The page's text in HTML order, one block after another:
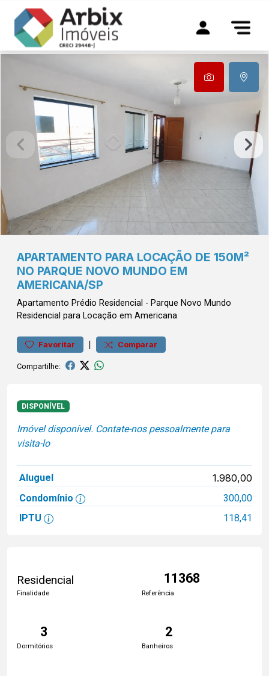
APARTAMENTO PARA LOCAÇÃO DE 150M²
NO PARQUE NOVO MUNDO EM
AMERICANA/SP
Apartamento Prédio Residencial - Parque Novo Mundo
Residencial para Locação em Americana
Favoritar | Comparar
Compartilhe:
DISPONÍVEL
Imóvel disponível. Contate-nos pessoalmente para
visita-lo
Aluguel 1.980,00
Condomínio
300,00
IPTU
118,41
Residencial
Finalidade
11368
Referência
3
Dormitórios
2
Banheiros